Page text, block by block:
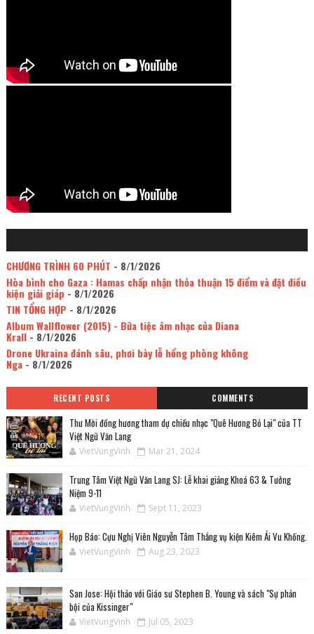
CHƯƠNG TRÌNH 60 PHÚT - 8/1/2026
Hòa bình cho Gaza : Hamas chấp nhận thỏa thuận 15 điểm và đặt điều
kiện giải giáp - 8/1/2026
TIN TỔNG HỢP - 8/1/2026
Album Wallflower (2015) - Bữa tiệc âm nhạc của Diana
Krall- 8/1/2026
Drone Ukraina đánh sâu, phơi bày lỗ hổng phòng không
Nga- 8/1/2026
RECENT POSTS COMMENTS
Thư Mời đồng hương tham dự chiều nhạc "Quê Hương Bỏ Lại" của TT
Việt Ngữ Văn Lang
VietVungVinh Mar 21, 2024
Trung Tâm Việt Ngữ Văn Lang SJ: Lễ khai giảng Khoá 63 & Tưởng
Niệm 9-11
VietVungVinh Sept 11, 2023
Họp Báo: Cựu Nghị Viên Nguyễn Tâm Thắng vụ kiện Kiêm Ái Vu Khống.
VietVungVinh Aug 23, 2023
San Jose: Hội thảo với Giáo sư Stephen B. Young và sách "Sự phản
bội của Kissinger"
VietVungVinh Jul 05, 2023